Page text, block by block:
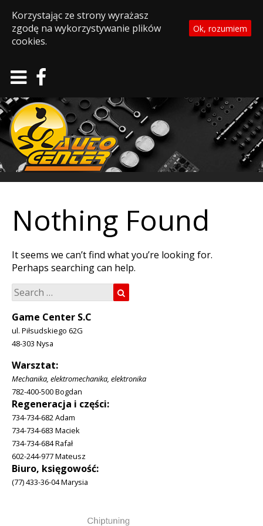
Nothing Found
It seems we can’t find what you’re looking for.
Perhaps searching can help.
Search
for:
Game Center S.C
ul. Piłsudskiego 62G
48-303 Nysa
Warsztat:
Mechanika, elektromechanika, elektronika
782-400-500 Bogdan
Regeneracja i części:
734-734-682 Adam
734-734-683 Maciek
734-734-684 Rafał
602-244-977 Mateusz
Biuro, księgowość:
(77) 433-36-04 Marysia
Korzystając ze strony wyrażasz
zgodę na wykorzystywanie plików
cookies.
Ok, rozumiem